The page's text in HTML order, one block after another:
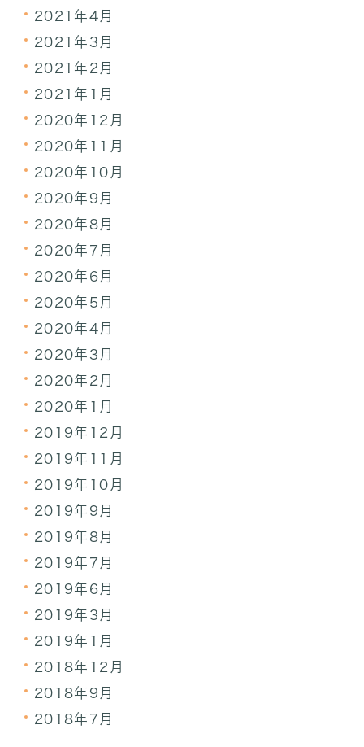
2021年4月
2021年3月
2021年2月
2021年1月
2020年12月
2020年11月
2020年10月
2020年9月
2020年8月
2020年7月
2020年6月
2020年5月
2020年4月
2020年3月
2020年2月
2020年1月
2019年12月
2019年11月
2019年10月
2019年9月
2019年8月
2019年7月
2019年6月
2019年3月
2019年1月
2018年12月
2018年9月
2018年7月